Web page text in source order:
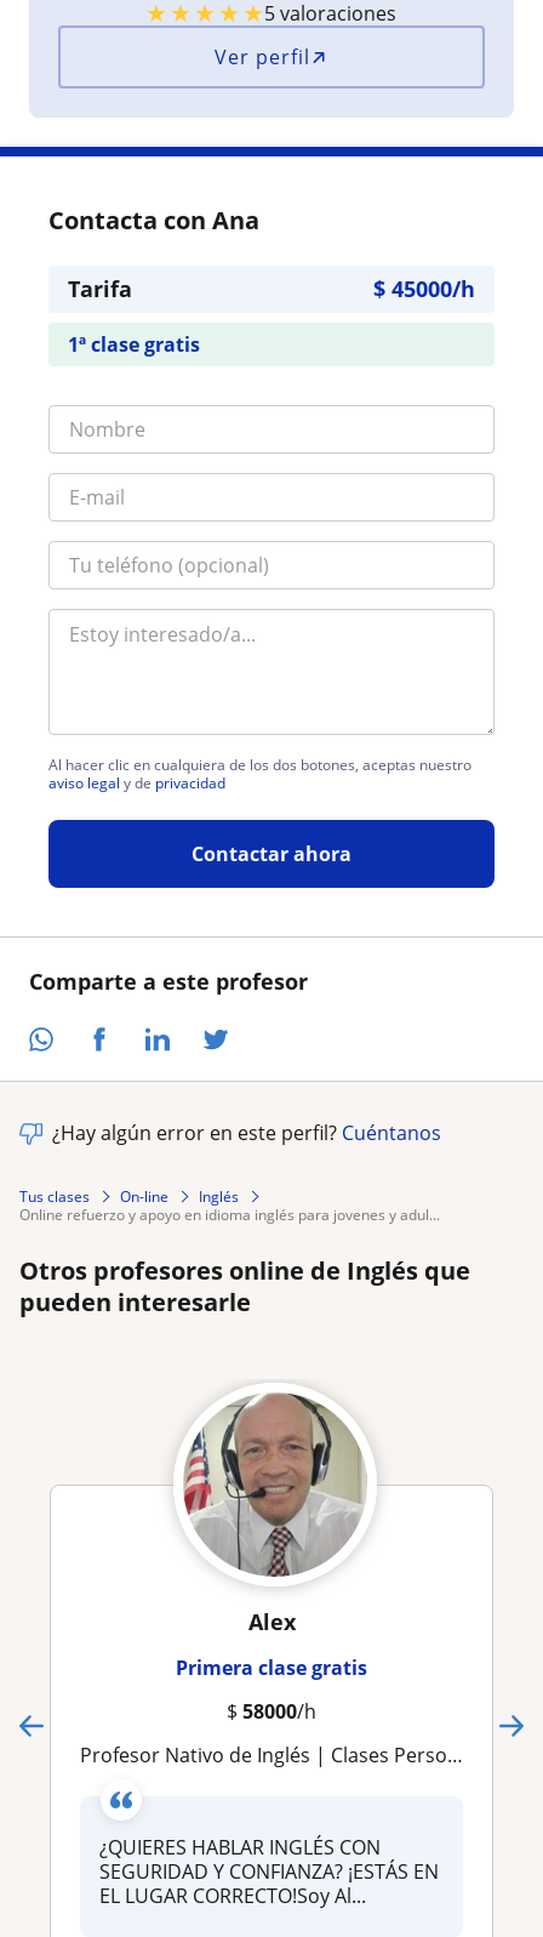
Comparte a este profesor
★★★★★5 valoraciones
Ver perfil
Contacta con Ana
Tarifa $ 45000/h
1ª clase gratis
Al hacer clic en cualquiera de los dos botones, aceptas nuestro
aviso legal y de privacidad
Contactar ahora
¿Hay algún error en este perfil? Cuéntanos
Tus clases On-line
Inglés
online refuerzo y apoyo en idioma inglés para jovenes y adul...
Otros profesores online de Inglés que
pueden interesarle
Alex
Primera clase gratis
$ 58000/h
Profesor Nativo de Inglés | Clases Personalizadas para Todos los Niveles
¿QUIERES HABLAR INGLÉS CON
SEGURIDAD Y CONFIANZA? ¡ESTÁS EN
EL LUGAR CORRECTO!Soy Al...